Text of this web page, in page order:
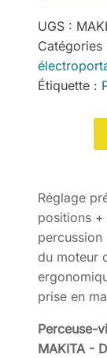
UGS :
Catégories
Étiquette :
Réglage
positions
percussion
du moteur
prise en
Perceuse-
MAKITA -